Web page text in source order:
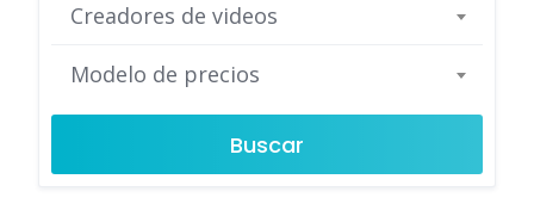
Creadores de videos
Modelo de precios
Buscar